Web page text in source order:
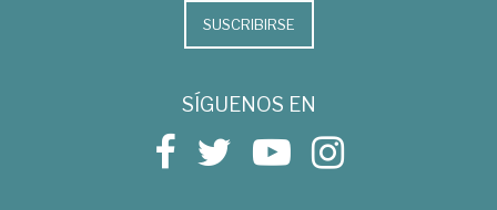
SUSCRIBIRSE
SÍGUENOS EN